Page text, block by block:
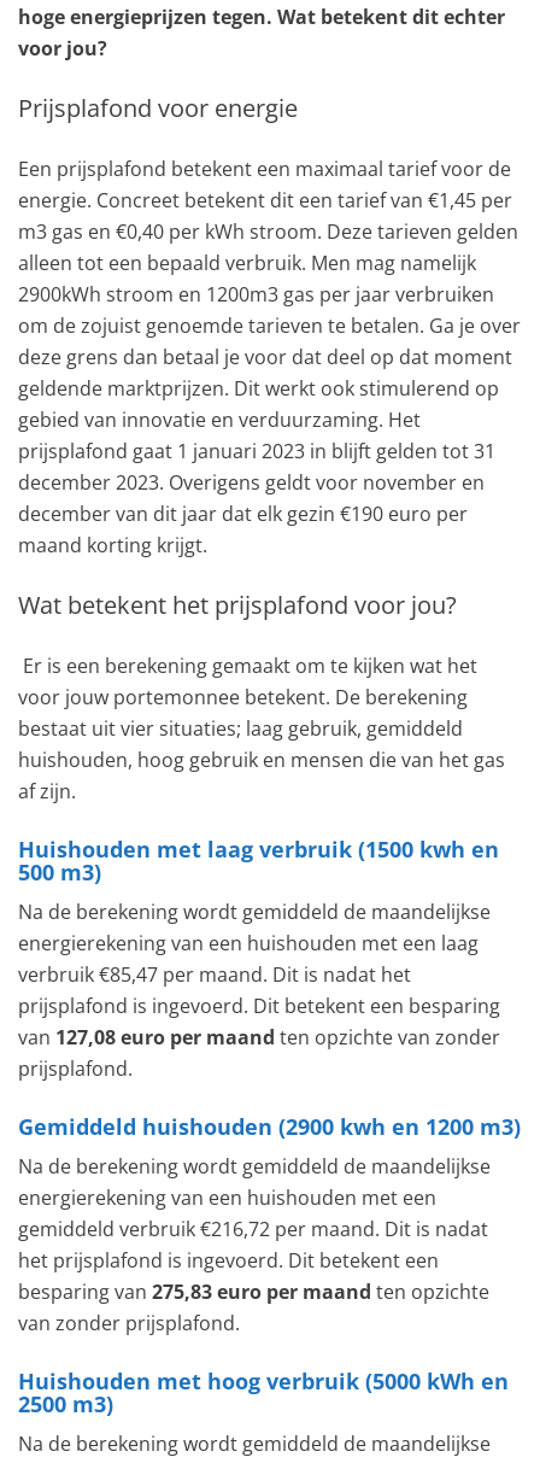
hoge energieprijzen tegen. Wat betekent dit echter
voor jou?
Prijsplafond voor energie
Een prijsplafond betekent een maximaal tarief voor de
energie. Concreet betekent dit een tarief van €1,45 per
m3 gas en €0,40 per kWh stroom. Deze tarieven gelden
alleen tot een bepaald verbruik. Men mag namelijk
2900kWh stroom en 1200m3 gas per jaar verbruiken
om de zojuist genoemde tarieven te betalen. Ga je over
deze grens dan betaal je voor dat deel op dat moment
geldende marktprijzen. Dit werkt ook stimulerend op
gebied van innovatie en verduurzaming. Het
prijsplafond gaat 1 januari 2023 in blijft gelden tot 31
december 2023. Overigens geldt voor november en
december van dit jaar dat elk gezin €190 euro per
maand korting krijgt.
Wat betekent het prijsplafond voor jou?
Er is een berekening gemaakt om te kijken wat het
voor jouw portemonnee betekent. De berekening
bestaat uit vier situaties; laag gebruik, gemiddeld
huishouden, hoog gebruik en mensen die van het gas
af zijn.
Huishouden met laag verbruik (1500 kwh en
500 m3)
Na de berekening wordt gemiddeld de maandelijkse
energierekening van een huishouden met een laag
verbruik €85,47 per maand. Dit is nadat het
prijsplafond is ingevoerd. Dit betekent een besparing
van 127,08 euro per maand ten opzichte van zonder
prijsplafond.
Gemiddeld huishouden (2900 kwh en 1200 m3)
Na de berekening wordt gemiddeld de maandelijkse
energierekening van een huishouden met een
gemiddeld verbruik €216,72 per maand. Dit is nadat
het prijsplafond is ingevoerd. Dit betekent een
besparing van 275,83 euro per maand ten opzichte
van zonder prijsplafond.
Huishouden met hoog verbruik (5000 kWh en
2500 m3)
Na de berekening wordt gemiddeld de maandelijkse